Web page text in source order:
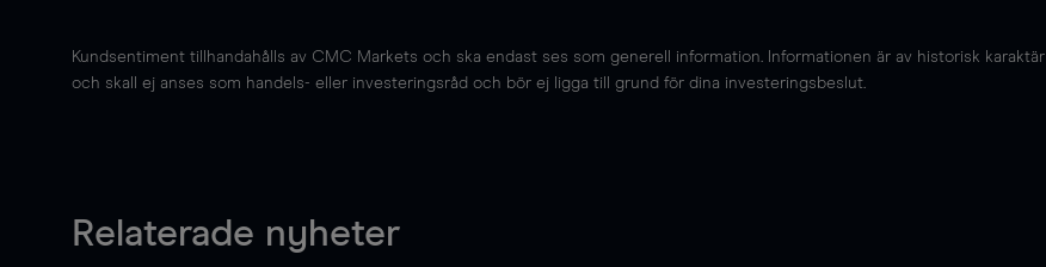
Kundsentiment tillhandahålls av CMC Markets och ska endast ses som generell information. Informationen är av historisk karaktär
och skall ej anses som handels- eller investeringsråd och bör ej ligga till grund för dina investeringsbeslut.
Relaterade nyheter